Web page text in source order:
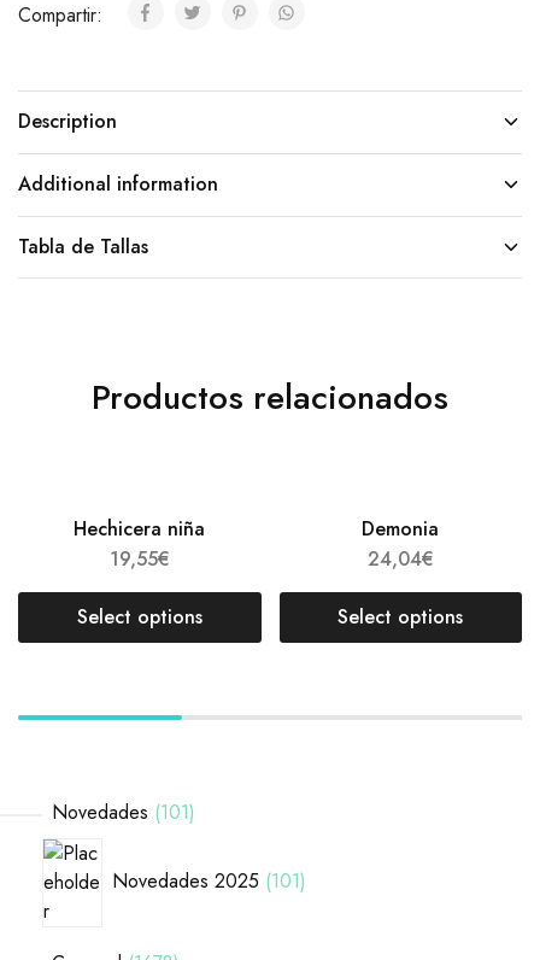
Compartir:
Description
Additional information
Tabla de Tallas
Productos relacionados
Hechicera niña
19,55€
Select options
Demonia
24,04€
Select options
Novedades 101
Novedades 2025 101